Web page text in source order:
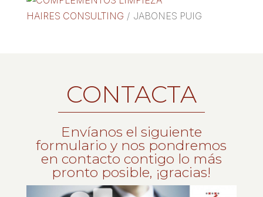
HAIRES CONSULTING / JABONES PUIG
CONTACTA
Envíanos el siguiente
formulario y nos pondremos
en contacto contigo lo más
pronto posible, ¡gracias!